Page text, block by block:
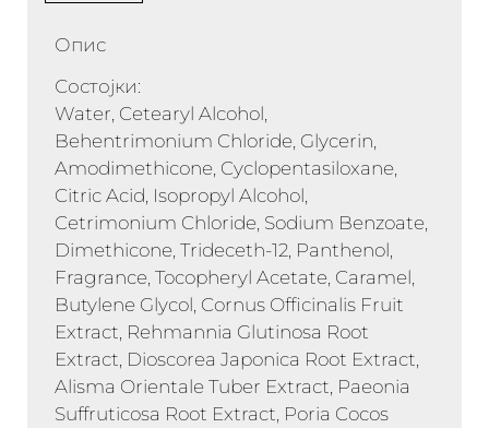
Опис
Состојки:
Water, Cetearyl Alcohol,
Behentrimonium Chloride, Glycerin,
Amodimethicone, Cyclopentasiloxane,
Citric Acid, Isopropyl Alcohol,
Cetrimonium Chloride, Sodium Benzoate,
Dimethicone, Trideceth-12, Panthenol,
Fragrance, Tocopheryl Acetate, Caramel,
Butylene Glycol, Cornus Officinalis Fruit
Extract, Rehmannia Glutinosa Root
Extract, Dioscorea Japonica Root Extract,
Alisma Orientale Tuber Extract, Paeonia
Suffruticosa Root Extract, Poria Cocos